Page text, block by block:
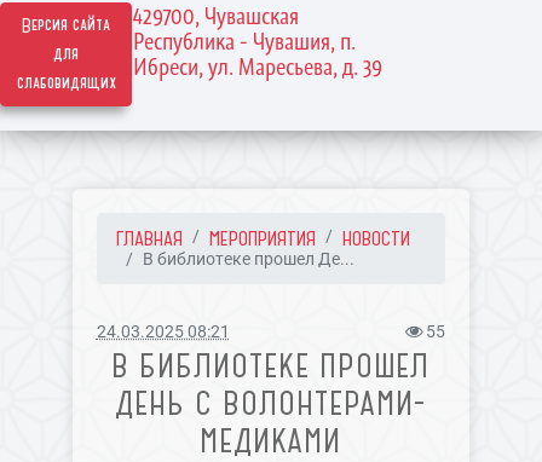
Версия сайта
для
слабовидящих
429700, Чувашская
Республика - Чувашия, п.
Ибреси, ул. Маресьева, д. 39
ГЛАВНАЯ МЕРОПРИЯТИЯ НОВОСТИ
В библиотеке прошел Де...
24.03.2025 08:21 55
В БИБЛИОТЕКЕ ПРОШЕЛ
ДЕНЬ С ВОЛОНТЕРАМИ-
МЕДИКАМИ